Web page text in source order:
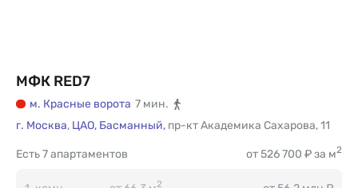
МФК RED7
м. Красные ворота 7 мин.
г. Москва, ЦАО, Басманный, пр-кт Академика Сахарова,11
7 апартаментов
Есть от 526 700 ₽ за м2
2